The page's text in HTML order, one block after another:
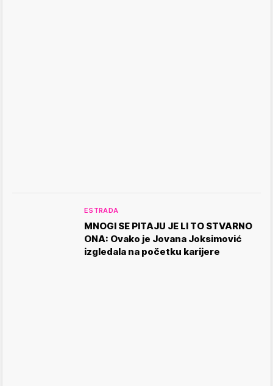
ESTRADA
MNOGI SE PITAJU JE LI TO STVARNO
ONA: Ovako je Jovana Joksimović
izgledala na početku karijere